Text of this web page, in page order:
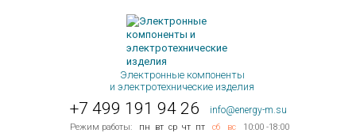
Электронные компоненты
и электротехнические изделия
+7 499 191 94 26 info@energy-m.su
Режим работы: пн вт ср чт пт сб вс 10:00 -18:00